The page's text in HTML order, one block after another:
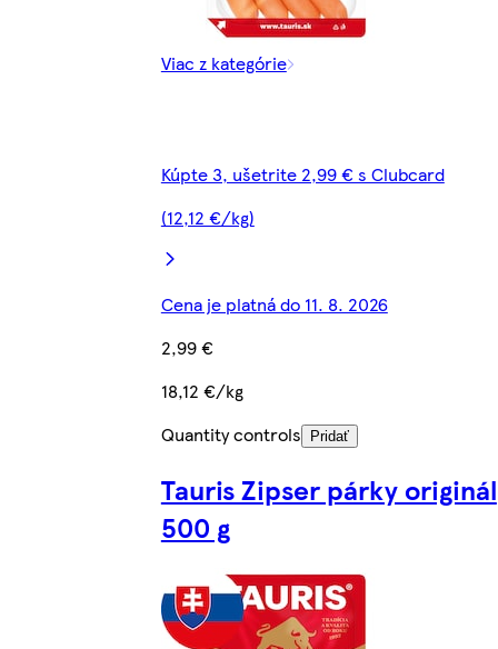
Viac z kategórie
Kúpte 3, ušetrite 2,99 € s Clubcard
(12,12 €/kg)
Cena je platná do 11. 8. 2026
2,99 €
18,12 €/kg
Quantity controls
Pridať
Tauris Zipser párky originál
500 g